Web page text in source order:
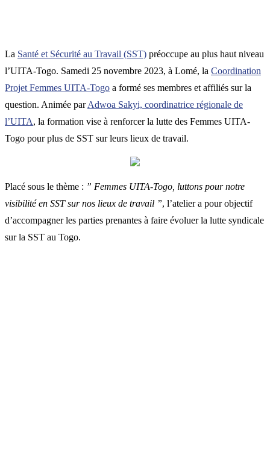
La Santé et Sécurité au Travail (SST) préoccupe au plus haut niveau
l’UITA-Togo. Samedi 25 novembre 2023, à Lomé, la Coordination
Projet Femmes UITA-Togo a formé ses membres et affiliés sur la
question. Animée parAdwoa Sakyi, coordinatrice régionale de
l’UITA, la formation vise à renforcer la lutte des Femmes UITA-
Togo pour plus de SST sur leurs lieux de travail.
Placé sous le thème : ” Femmes UITA-Togo, luttons pour notre
visibilité en SST sur nos lieux de travail ”, l’atelier a pour objectif
d’accompagner les parties prenantes à faire évoluer la lutte syndicale
sur la SST au Togo.